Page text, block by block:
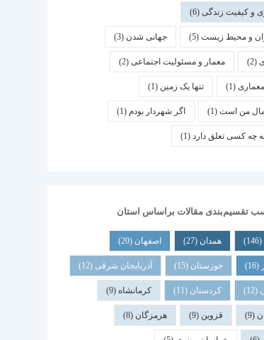
و کیفیت زندگی(6)
و محیط زیست(5) جهانی شدن (3)
(2) معمار و مسئولیت اجتماعی(2)
(1) تنها یک زمین (1)
من است(1) اگر شهردار بودم (1)
چه کسی تعلق دارد(1)
تقسیم‌بندی مقالات براساس استان
(146) همدان (27) اصفهان (20)
(16) خوزستان (15) آذربایجان شرقی (12)
(12) کردستان (11) کرمانشاه(9)
(9) قزوین (9) هرمزگان (8)